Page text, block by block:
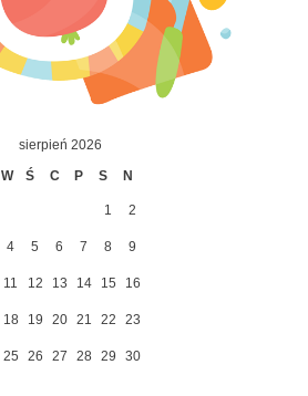
sierpień 2026
W Ś C P S N
1 2
4 5 6 7 8 9
11 12 13 14 15 16
18 19 20 21 22 23
25 26 27 28 29 30